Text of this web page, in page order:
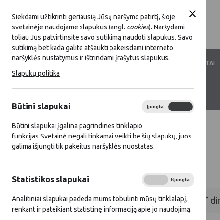
Siekdami užtikrinti geriausią Jūsų naršymo patirtį, šioje
svetainėje naudojame slapukus (angl. cookies). Naršydami
toliau Jūs patvirtinsite savo sutikimą naudoti slapukus. Savo
sutikimą bet kada galite atšaukti pakeisdami interneto
naršyklės nustatymus ir ištrindami įrašytus slapukus.
Slapukų politika
Būtini slapukai Įjungta
Būtini slapukai įgalina pagrindines tinklapio
funkcijas.Svetainė negali tinkamai veikti be šių slapukų, juos
galima išjungti tik pakeitus naršyklės nuostatas.
Statistikos slapukai Išjungta
Analitiniai slapukai padeda mums tobulinti mūsų tinklalapį,
renkant ir pateikiant statistinę informaciją apie jo naudojimą.
LKT VEIKLA LKT NARYSTĖ DOKUMENTAI
Titulinis D.U.K.
D.U.K.
Kas gali pristatyti pranešimus „LKT